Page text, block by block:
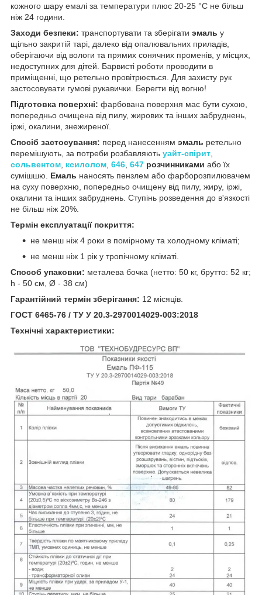
кожного шару емалі за температури плюс 20-25 °C не більш
ніж 24 години.
Заходи безпеки: транспортувати та зберігати эмаль у
щільно закритій тарі, далеко від опалювальних приладів,
оберігаючи від вологи та прямих сонячних променів, у місцях,
недоступних для дітей. Барвисті роботи проводити в
приміщенні, що ретельно провітрюється. Для захисту рук
застосовувати гумові рукавички. Берегти від вогню!
Підготовка поверхні: фарбована поверхня має бути сухою,
попередньо очищена від пилу, жирових та інших забруднень,
іржі, окалини, знежиреної.
Спосіб застосування: перед нанесенням эмаль ретельно
перемішують, за потреби розбавляють уайт-спірит
сольвентом ксилолом 646 647 розчинниками або їх
сумішшю. Емаль наносять пензлем або фарборозпилювачем
на суху поверхню, попередньо очищену від пилу, жиру, іржі,
окалини та інших забруднень. Ступінь розведення до в'язкості
не більш ніж 20%.
Термін експлуатації покриття:
не менш ніж 4 роки в помірному та холодному кліматі;
не менш ніж 1 рік у тропічному кліматі.
Способ упаковки: металева бочка (нетто: 50 кг, брутто: 52 кг;
h - 50 см, Ø - 38 см)
Гарантійний термін зберігання: 12 місяців.
ГОСТ 6465-76 / ТУ У 20.3-2970014029-003:2018
Технічні характеристики: